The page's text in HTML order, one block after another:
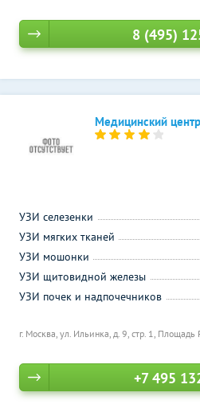
8 (495)
Медицинский
г. Москва, ул. Ильинка, д. 9, стр. 1, Площадь
УЗИ селезенки
УЗИ мягких тканей
УЗИ мошонки
УЗИ щитовидной железы
УЗИ почек и надпочечников
+7 495